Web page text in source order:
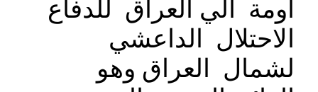
اومة الي العراق للدفاع
الاحتلال الداعشي
لشمال العراق وهو